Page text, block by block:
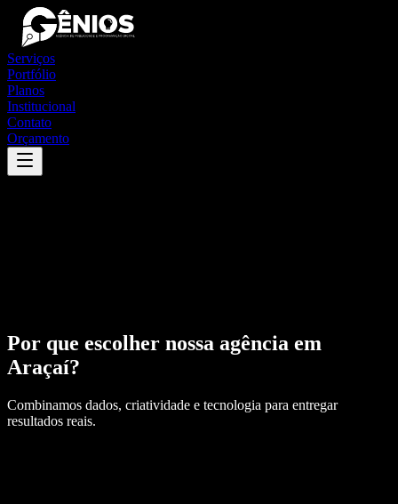
Serviços
Portfólio
Planos
Institucional
Contato
Orçamento
Por que escolher nossa agência em
Araçaí?
Combinamos dados, criatividade e tecnologia para entregar
resultados reais.